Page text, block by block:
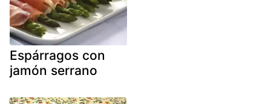
Espárragos con
jamón serrano